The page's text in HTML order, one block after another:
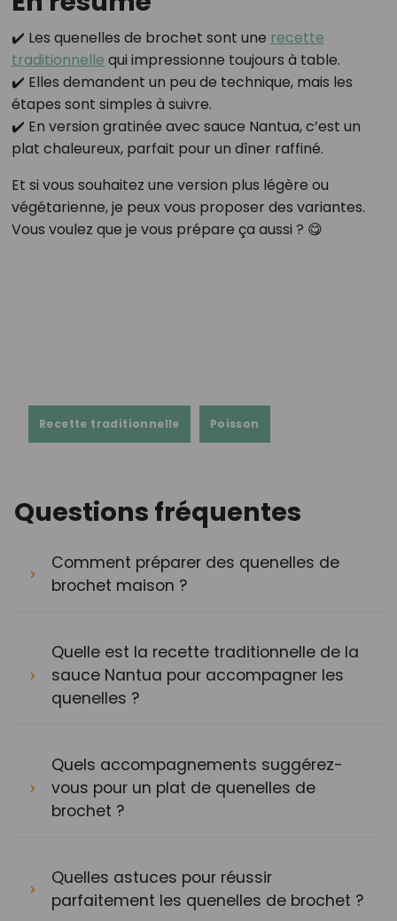
✔️ Les quenelles de brochet sont une recette
traditionnelle qui impressionne toujours à table.
✔️ Elles demandent un peu de technique, mais les
étapes sont simples à suivre.
✔️ En version gratinée avec sauce Nantua, c’est un
plat chaleureux, parfait pour un dîner raffiné.
Et si vous souhaitez une version plus légère ou
végétarienne, je peux vous proposer des variantes.
Vous voulez que je vous prépare ça aussi ? 😋
Recette traditionnelle Poisson
Questions fréquentes
Comment préparer des quenelles de
brochet maison ?
Quelle est la recette traditionnelle de la
sauce Nantua pour accompagner les
quenelles ?
Quels accompagnements suggérez-
vous pour un plat de quenelles de
brochet ?
Quelles astuces pour réussir
parfaitement les quenelles de brochet ?